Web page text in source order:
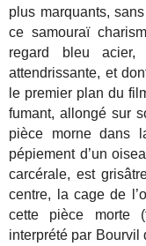
plus marquants,
ce samouraï
regard bleu acier,
attendrissante, et
le premier plan du
fumant, allongé sur
pièce morne dans
pépiement d’un
carcérale, est
centre, la cage de
cette pièce morte
interprété par Bourvil